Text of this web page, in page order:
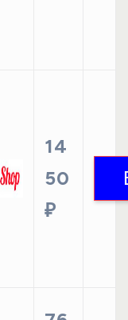
14
50
₽